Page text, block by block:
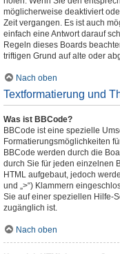
möglicherweise deaktiviert
Zeit vergangen. Es ist auch
einfach eine Antwort darauf
Regeln dieses Boards
triftigen Grund auf alte oder
Nach oben
Textformatierung und
Was ist BBCode?
BBCode ist eine spezielle
Formatierungsmöglichkeiten
BBCode werden durch die
durch Sie für jeden einzelnen
HTML aufgebaut, jedoch
und „>“) Klammern
Sie auf einer speziellen Hilfe-
zugänglich ist.
Nach oben